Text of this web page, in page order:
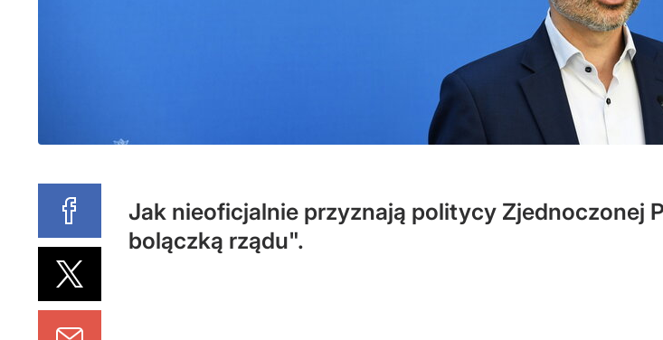
Jak nieoficjalnie przyznają politycy Zjednoczonej
bolączką rządu".